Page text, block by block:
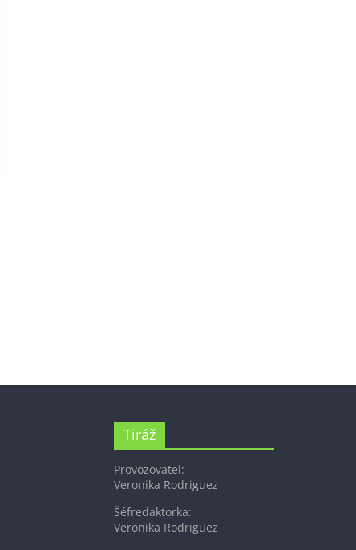
Tiráž
Provozovatel:
Veronika Rodriguez
Šéfredaktorka:
Veronika Rodriguez